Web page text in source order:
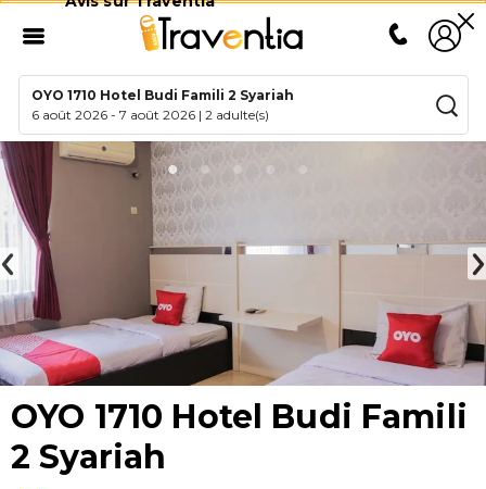
OYO 1710 Hotel Budi Famili 2 Syariah
6 août 2026 -7 août 2026 |2 adulte(s)
OYO 1710 Hotel Budi Famili
2 Syariah